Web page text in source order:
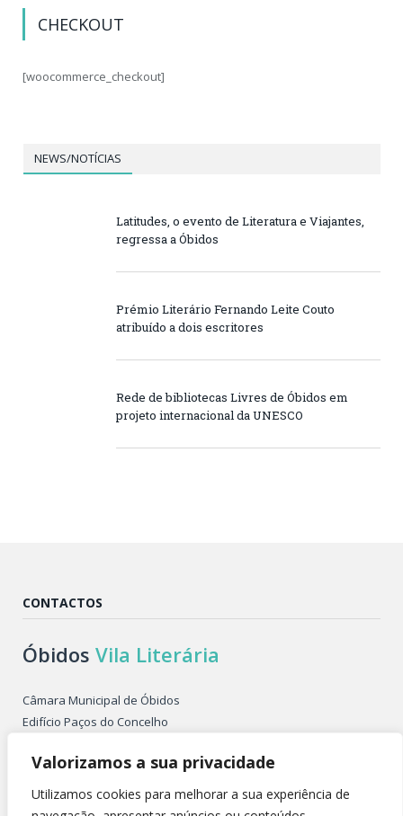
Valorizamos a sua privacidade
Utilizamos cookies para melhorar a sua experiência de
CHECKOUT
[woocommerce_checkout]
NEWS/NOTÍCIAS
Latitudes, o evento de Literatura e Viajantes,
regressa a Óbidos
Prémio Literário Fernando Leite Couto
atribuído a dois escritores
Rede de bibliotecas Livres de Óbidos em
projeto internacional da UNESCO
CONTACTOS
Óbidos Vila Literária
Câmara Municipal de Óbidos
Edifício Paços do Concelho
2510-086 ÓBIDOS PORTUGAL
Tel. +351 262 955 500
E-mail: obidosvilaliteraria@cm-obidos.pt